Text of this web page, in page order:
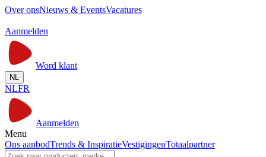
Over onsNieuws & EventsVacatures
Aanmelden
Word klant
NL
NLFR
Aanmelden
Menu
Ons aanbodTrends & InspiratieVestigingenTotaalpartner